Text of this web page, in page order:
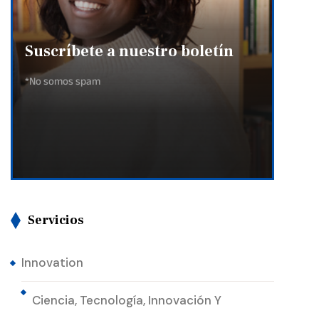
Suscríbete a nuestro boletín
*No somos spam
Servicios
Innovation
Ciencia, Tecnología, Innovación Y